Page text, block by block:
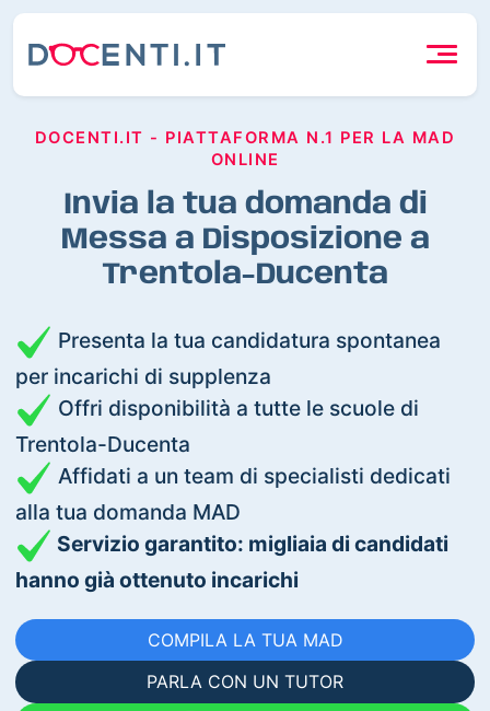
DOCENTI.IT - PIATTAFORMA N.1 PER LA MAD
ONLINE
Invia la tua domanda di
Messa a Disposizione a
Trentola-Ducenta
Presenta la tua candidatura spontanea
per incarichi di supplenza
Offri disponibilità a tutte le scuole di
Trentola-Ducenta
Affidati a un team di specialisti dedicati
alla tua domanda MAD
Servizio garantito: migliaia di candidati
hanno già ottenuto incarichi
COMPILA LA TUA MAD
PARLA CON UN TUTOR